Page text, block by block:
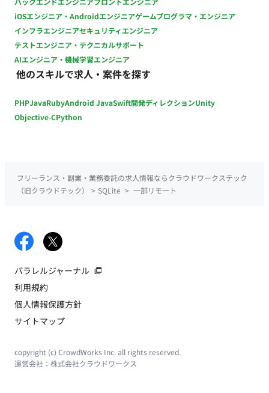
／C++、TypeScript フレームワーク：FastAPI、Flask、Gin、
MySQL、SQLite、Redis インフラ／クラウド：Terraform、
Kubernetes、GCP／AWS／Azure コンテナ・仮想化：
Docker、Docker Compose CI／CD：GitHub Actions 監視・エ
ラー監視：Prometheus、Sentry、Cloud Monitoring、Cloud
管理：GitHub プロジェクト管理：GitHub、Notion、Google
Workspace 情報共有ツール：GitHub、Notion、Slack、Miro、
ト/神田駅（出社頻度が多い方を優先致します。） （オフィス：
東京都千代田区神田鍛冶町３丁目３−１ 神田ノースフロントビ
iOSエンジニア・Androidエンジニアゲームプログラマ・エンジニア
インフラエンジニアセキュリティエンジニア
テストエンジニア・テクニカルサポート
AIエンジニア・機械学習エンジニア
他のスキルで求人・案件を探す
PHPJavaRubyAndroid JavaSwift開発ディレクションUnity
Objective-CPython
フリーランス・副業・業務委託の求人情報ならクラウドワークステック
（旧クラウドテック）
> SQLite > 一部リモート
パラレルジャーナル
利用規約
個人情報保護方針
サイトマップ
copyright (c) CrowdWorks Inc. all rights reserved.
運営会社： 株式会社クラウドワークス